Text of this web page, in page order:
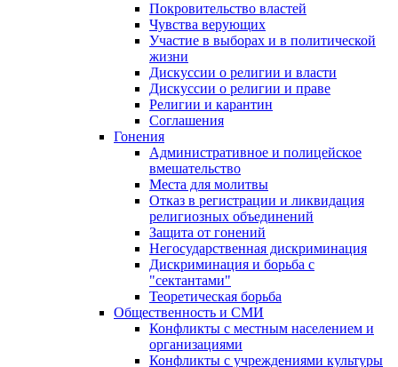
Покровительство властей
Чувства верующих
Участие в выборах и в политической
жизни
Дискуссии о религии и власти
Дискуссии о религии и праве
Религии и карантин
Соглашения
Гонения
Административное и полицейское
вмешательство
Места для молитвы
Отказ в регистрации и ликвидация
религиозных объединений
Защита от гонений
Негосударственная дискриминация
Дискриминация и борьба с
"сектантами"
Теоретическая борьба
Общественность и СМИ
Конфликты с местным населением и
организациями
Конфликты с учреждениями культуры